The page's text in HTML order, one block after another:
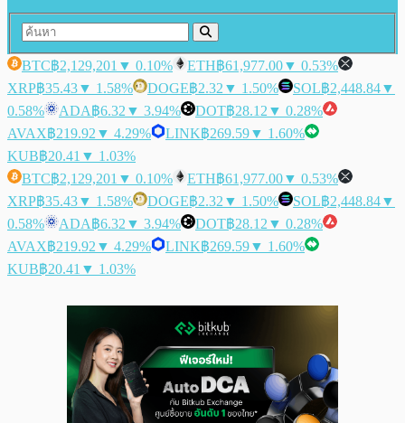
BTC฿2,129,201 ▼ 0.10% ETH฿61,977.00▼ 0.53%
XRP฿35.43▼ 1.58% DOGE฿2.32 ▼ 1.50% SOL฿2,448.84▼
0.58%
ADA฿6.32 ▼ 3.94% DOT฿28.12 ▼ 0.28%
AVAX฿219.92 ▼ 4.29% LINK฿269.59▼ 1.60%
KUB฿20.41 ▼ 1.03%
BTC฿2,129,201 ▼ 0.10% ETH฿61,977.00▼ 0.53%
XRP฿35.43▼ 1.58% DOGE฿2.32 ▼ 1.50% SOL฿2,448.84▼
0.58%
ADA฿6.32 ▼ 3.94% DOT฿28.12 ▼ 0.28%
AVAX฿219.92 ▼ 4.29% LINK฿269.59▼ 1.60%
KUB฿20.41 ▼ 1.03%